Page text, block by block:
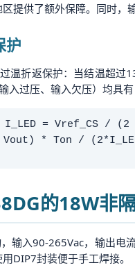
提供了额外保障。同时
护
温折返保护：当结温超过
入过压、输入欠压）均具
I_LED = Vref_CS / (2
* Ton / (2*I_LED)
的18W非
输入90-265Vac，输出电
DIP7封装便于手工焊接。